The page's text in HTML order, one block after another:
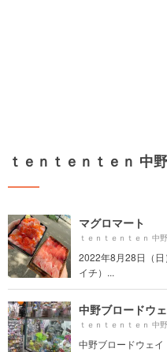
ｔｅｎｔｅｎｔｅｎ 中
マグロマート
ｔｅｎｔｅｎｔｅｎ 中
2022年8月28日（日
イチ）...
中野ブロードウ
ｔｅｎｔｅｎｔｅｎ 中
中野ブロードウェイ